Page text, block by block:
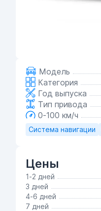
Модель
Категория
Год выпуска
Тип привода
0-100 км/ч
Система навигации
Цены
1-2 дней
3 дней
4-6 дней
7 дней